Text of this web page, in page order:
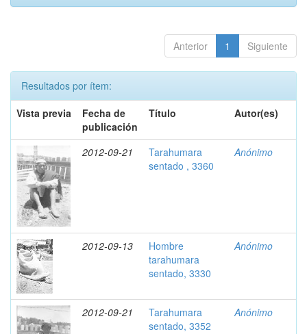
Anterior 1 Siguiente
Resultados por ítem:
Vista previa
Fecha de
publicación
Título Autor(es)
2012-09-21
Tarahumara
sentado , 3360
Anónimo
2012-09-13
Hombre
tarahumara
sentado, 3330
Anónimo
2012-09-21
Tarahumara
sentado, 3352
Anónimo